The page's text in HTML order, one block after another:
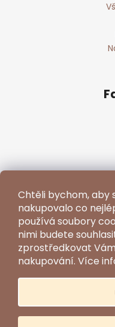
Chtěli bychom, aby
nakupovalo co
používá soubory
nimi budete
zprostředkovat
nakupování. Více